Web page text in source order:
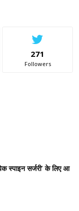
271
Followers
स्पाइन सर्जरी’ के लिए आ